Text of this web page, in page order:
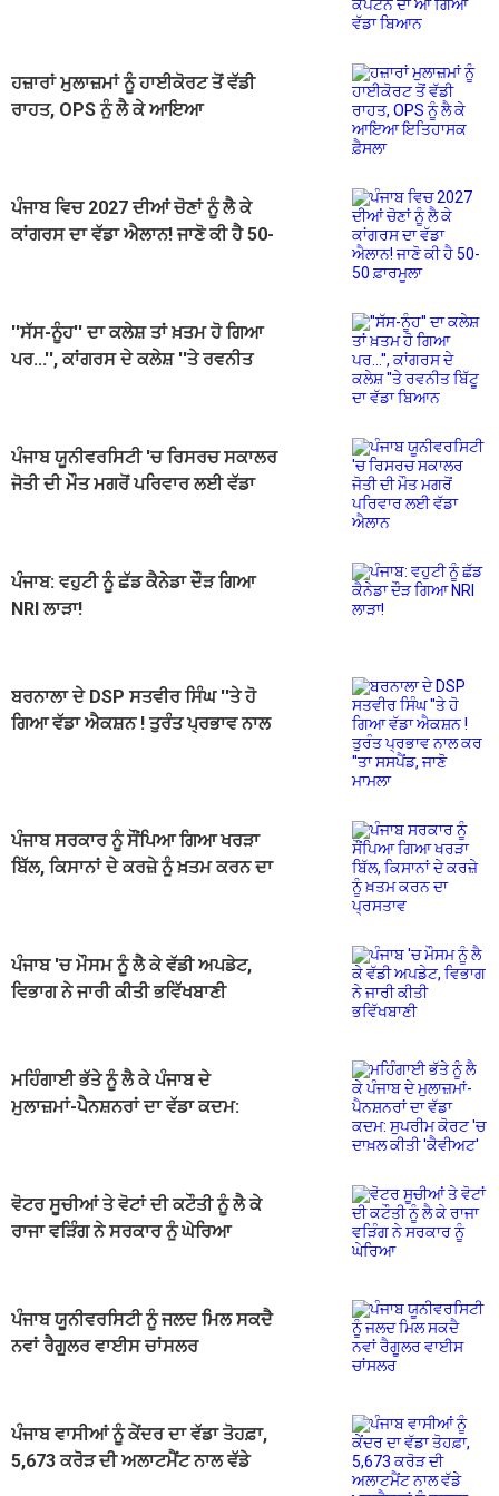
ਹਜ਼ਾਰਾਂ ਮੁਲਾਜ਼ਮਾਂ ਨੂੰ ਹਾਈਕੋਰਟ ਤੋਂ ਵੱਡੀ
ਰਾਹਤ, OPS ਨੂੰ ਲੈ ਕੇ ਆਇਆ
ਪੰਜਾਬ ਵਿਚ 2027 ਦੀਆਂ ਚੋਣਾਂ ਨੂੰ ਲੈ ਕੇ
ਕਾਂਗਰਸ ਦਾ ਵੱਡਾ ਐਲਾਨ! ਜਾਣੋ ਕੀ ਹੈ 50-
''ਸੱਸ-ਨੂੰਹ'' ਦਾ ਕਲੇਸ਼ ਤਾਂ ਖ਼ਤਮ ਹੋ ਗਿਆ
ਪਰ...'', ਕਾਂਗਰਸ ਦੇ ਕਲੇਸ਼ ''ਤੇ ਰਵਨੀਤ
ਪੰਜਾਬ ਯੂਨੀਵਰਸਿਟੀ 'ਚ ਰਿਸਰਚ ਸਕਾਲਰ
ਜੋਤੀ ਦੀ ਮੌਤ ਮਗਰੋਂ ਪਰਿਵਾਰ ਲਈ ਵੱਡਾ
ਪੰਜਾਬ: ਵਹੁਟੀ ਨੂੰ ਛੱਡ ਕੈਨੇਡਾ ਦੌੜ ਗਿਆ
NRI ਲਾੜਾ!
ਬਰਨਾਲਾ ਦੇ DSP ਸਤਵੀਰ ਸਿੰਘ ''ਤੇ ਹੋ
ਗਿਆ ਵੱਡਾ ਐਕਸ਼ਨ ! ਤੁਰੰਤ ਪ੍ਰਭਾਵ ਨਾਲ
ਪੰਜਾਬ ਸਰਕਾਰ ਨੂੰ ਸੌਂਪਿਆ ਗਿਆ ਖਰੜਾ
ਬਿੱਲ, ਕਿਸਾਨਾਂ ਦੇ ਕਰਜ਼ੇ ਨੂੰ ਖ਼ਤਮ ਕਰਨ ਦਾ
ਪੰਜਾਬ 'ਚ ਮੌਸਮ ਨੂੰ ਲੈ ਕੇ ਵੱਡੀ ਅਪਡੇਟ,
ਵਿਭਾਗ ਨੇ ਜਾਰੀ ਕੀਤੀ ਭਵਿੱਖਬਾਣੀ
ਮਹਿੰਗਾਈ ਭੱਤੇ ਨੂੰ ਲੈ ਕੇ ਪੰਜਾਬ ਦੇ
ਮੁਲਾਜ਼ਮਾਂ-ਪੈਨਸ਼ਨਰਾਂ ਦਾ ਵੱਡਾ ਕਦਮ:
ਵੋਟਰ ਸੂਚੀਆਂ ਤੇ ਵੋਟਾਂ ਦੀ ਕਟੌਤੀ ਨੂੰ ਲੈ ਕੇ
ਰਾਜਾ ਵੜਿੰਗ ਨੇ ਸਰਕਾਰ ਨੂੰ ਘੇਰਿਆ
ਪੰਜਾਬ ਯੂਨੀਵਰਸਿਟੀ ਨੂੰ ਜਲਦ ਮਿਲ ਸਕਦੈ
ਨਵਾਂ ਰੈਗੂਲਰ ਵਾਈਸ ਚਾਂਸਲਰ
ਪੰਜਾਬ ਵਾਸੀਆਂ ਨੂੰ ਕੇਂਦਰ ਦਾ ਵੱਡਾ ਤੋਹਫ਼ਾ,
5,673 ਕਰੋੜ ਦੀ ਅਲਾਟਮੈਂਟ ਨਾਲ ਵੱਡੇ